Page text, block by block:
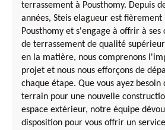
terrassement à Pousthomy. Depuis
années, Steis elagueur est
Pousthomy et s'engage à offrir à ses
de terrassement de qualité
en la matière, nous comprenons
projet et nous nous efforçons de
chaque étape. Que vous ayez
terrain pour une nouvelle
espace extérieur, notre équipe
disposition pour vous offrir un